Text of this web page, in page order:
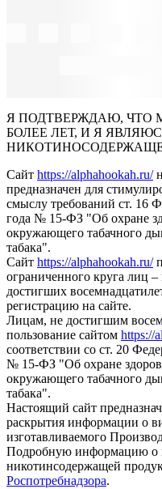
Я ПОДТВЕРЖДАЮ, ЧТО
БОЛЕЕ ЛЕТ, И Я
Сайт https://alphahookah.ru/
предназначен для
смыслу требований ст. 16
года № 15-ФЗ "Об охране
окружающего табачного
табака".
Сайт https://alphahookah.ru/
ограниченного круга лиц
достигших
регистрацию на сайте.
Лицам, не достигшим
пользование сайтом https://
соответствии со ст. 20
№ 15-ФЗ "Об охране
окружающего табачного
табака".
Настоящий сайт
раскрытия информации о
изготавливаемого
Подробную информацию о
никотинсодержащей
Роспотребнадзора.